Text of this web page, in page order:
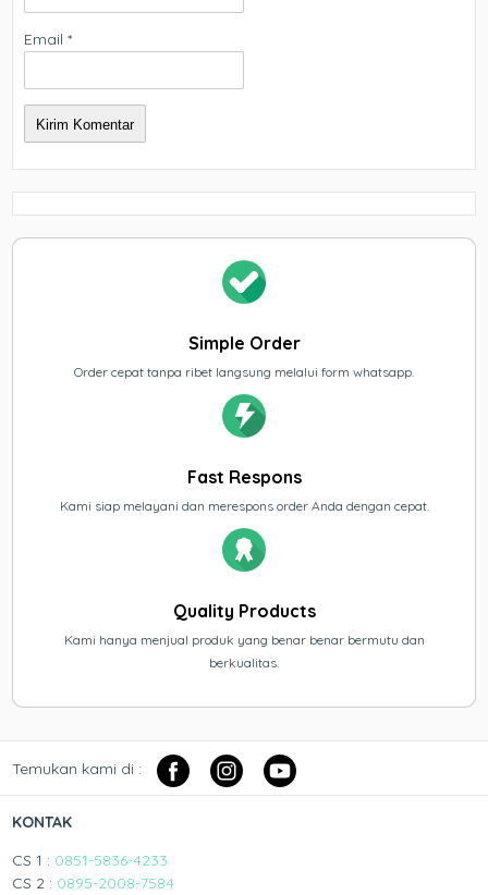
Email*
Simple Order
Order cepat tanpa ribet langsung melalui form whatsapp.
Fast Respons
Kami siap melayani dan merespons order Anda dengan cepat.
Quality Products
Kami hanya menjual produk yang benar benar bermutu dan
berkualitas.
Temukan kami di :
KONTAK
CS 1 : 0851-5836-4233
CS 2 : 0895-2008-7584